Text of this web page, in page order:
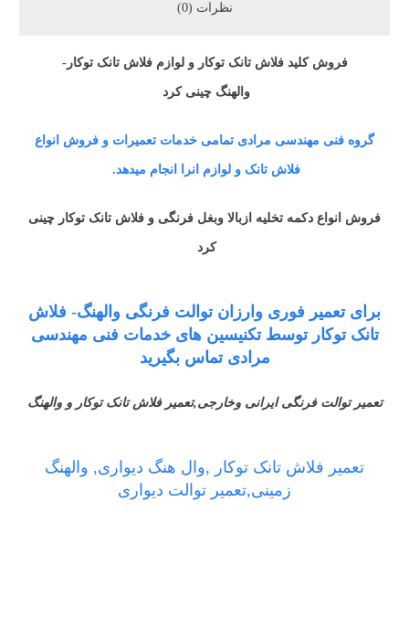
نظرات (0)
فروشکلید فلاش تانک توکار و لوازم فلاش تانک توکار-
والهنگ چینی کرد
گروه فنی مهندسی مرادی تمامی خدمات تعمیرات و فروش انواع
فلاش تانک و لوازم انرا انجام میدهد.
فروش انواع دکمه تخلیه ازبالا وبغل فرنگی و فلاش تانک توکار چینی
کرد
برای تعمیر فوری وارزان توالت فرنگی والهنگ- فلاش
تانک توکار توسط تکنیسین های خدمات فنی مهندسی
مرادی تماس بگیرید
تعمیر توالت فرنگی ایرانی وخارجی,تعمیر فلاش تانک توکار و والهنگ
تعمیر فلاش تانک توکار ,وال هنگ دیواری, والهنگ
زمینی,تعمیر توالت دیواری